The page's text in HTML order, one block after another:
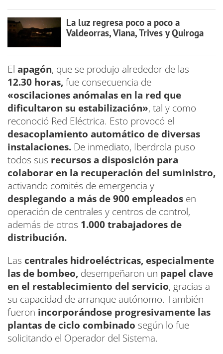
La luz regresa poco a poco a
Valdeorras, Viana, Trives y Quiroga
El apagón, que se produjo alrededor de las
12.30 horas,fue consecuencia de
«oscilaciones anómalas en la red que
dificultaron su estabilización», tal y como
reconoció Red Eléctrica. Esto provocó el
desacoplamiento automático de diversas
instalaciones. De inmediato, Iberdrola puso
todos sus recursos a disposición para
colaborar en la recuperación del suministro,
activando comités de emergencia y
desplegando a más de 900 empleados en
operación de centrales y centros de control,
además de otros 1.000 trabajadores de
distribución.
Las centrales hidroeléctricas, especialmente
las de bombeo, desempeñaron un papel clave
en el restablecimiento del servicio, gracias a
su capacidad de arranque autónomo. También
fueron incorporándose progresivamente las
plantas de ciclo combinado según lo fue
solicitando el Operador del Sistema.